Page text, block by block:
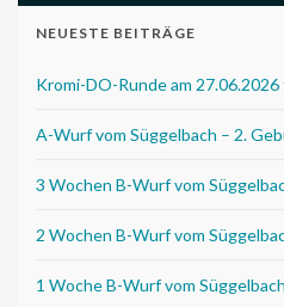
NEUESTE BEITRÄGE
Kromi-DO-Runde am
A-Wurf vom Süggelbach – 2.
3 Wochen B-Wurf vom
2 Wochen B-Wurf vom
1 Woche B-Wurf vom Süggelbach